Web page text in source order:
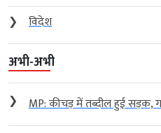
❯
विदेश
अभी-अभी
❯ MP: कीचड़ में तब्दील हुई सड़क,